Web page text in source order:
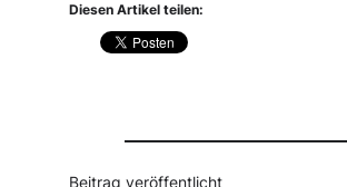
Diesen Artikel teilen:
Beitrag veröffentlicht